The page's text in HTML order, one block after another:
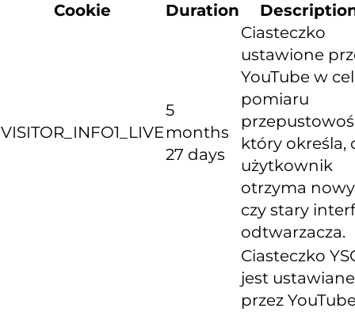
Cookie
Duration
VISITOR_INFO1_LIVE
5
months
27 days
Ciasteczko
ustawione
YouTube w
pomiaru
który określa,
użytkownik
otrzyma
czy stary
odtwarzacza.
Ciasteczko
jest ustawiane
przez